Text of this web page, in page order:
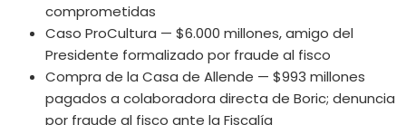
comprometidas
Caso ProCultura — $6.000 millones, amigo del
Presidente formalizado por fraude al fisco
Compra de la Casa de Allende — $993 millones
pagados a colaboradora directa de Boric; denuncia
por fraude al fisco ante la Fiscalía